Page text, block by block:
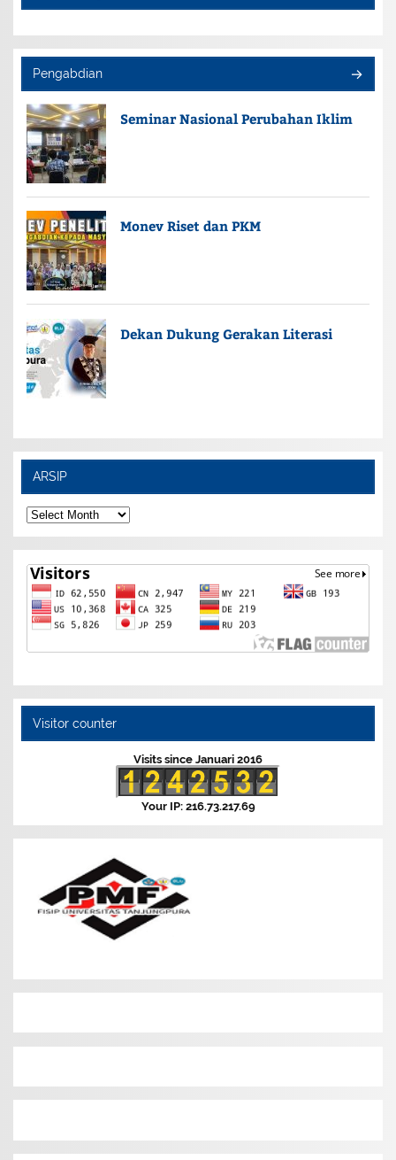
Pengabdian
Seminar Nasional Perubahan Iklim
Monev Riset dan PKM
Dekan Dukung Gerakan Literasi
ARSIP
ARSIP
Visitor counter
Visits since Januari 2016
Your IP: 216.73.217.69